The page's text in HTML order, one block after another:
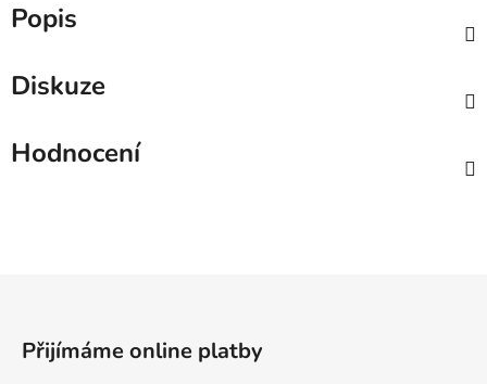
Popis
Diskuze
Hodnocení
Přijímáme online platby